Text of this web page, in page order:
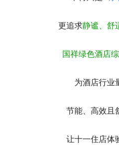
更追求静谧、舒
国祥绿色酒店
为酒店行业
节能、高效且
让十一住店体